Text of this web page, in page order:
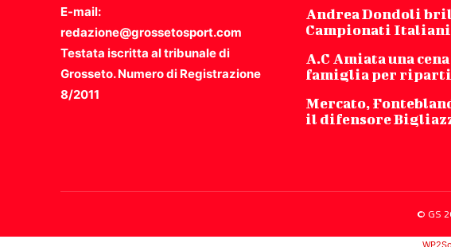
E-mail:
redazione@grossetosport.com
Testata iscritta al tribunale di
Grosseto. Numero di Registrazione
8/2011
Andrea Dondoli
Campionati
A.C Amiata una
famiglia per
Mercato,
il difensore
© GS